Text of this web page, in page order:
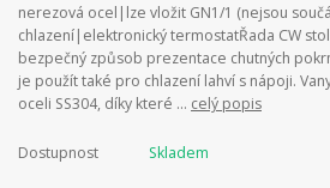
nerezová ocel|lze vložit GN1/1 (nejsou
chlazení|elektronický termostatŘada CW
bezpečný způsob prezentace chutných
je použít také pro chlazení lahví s nápoji.
oceli SS304, díky které ... celý popis
Dostupnost Skladem